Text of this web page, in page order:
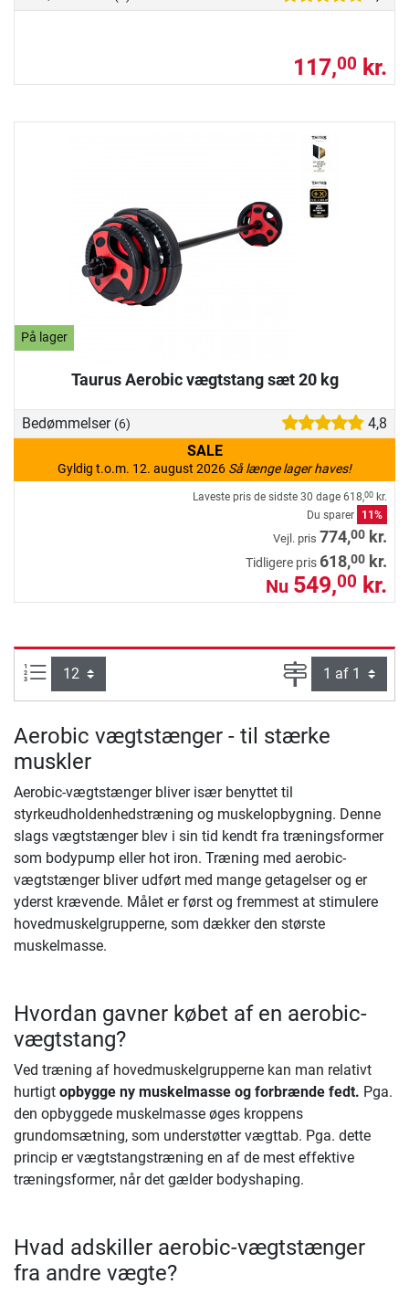
117,00 kr.
På lager
Taurus Aerobic vægtstang sæt 20 kg
Bedømmelser (6)
4,8
SALE
Gyldig t.o.m. 12. august 2026 Så længe lager haves!
Laveste pris de sidste 30 dage 618,00 kr.
Du sparer
11%
Vejl. pris 774,00 kr.
Tidligere pris 618,00 kr.
Nu 549,00 kr.
Artikel pr. side: Side
Aerobic vægtstænger - til stærke
muskler
Aerobic-vægtstænger bliver især benyttet til
styrkeudholdenhedstræning og muskelopbygning. Denne
slags vægtstænger blev i sin tid kendt fra træningsformer
som bodypump eller hot iron. Træning med aerobic-
vægtstænger bliver udført med mange getagelser og er
yderst krævende. Målet er først og fremmest at stimulere
hovedmuskelgrupperne, som dækker den største
muskelmasse.
Hvordan gavner købet af en aerobic-
vægtstang?
Ved træning af hovedmuskelgrupperne kan man relativt
hurtigt opbygge ny muskelmasse og forbrænde fedt. Pga.
den opbyggede muskelmasse øges kroppens
grundomsætning, som understøtter vægttab. Pga. dette
princip er vægtstangstræning en af de mest effektive
træningsformer, når det gælder bodyshaping.
Hvad adskiller aerobic-vægtstænger
fra andre vægte?